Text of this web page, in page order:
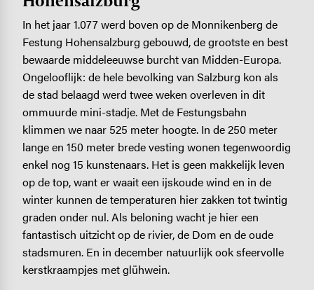
In het jaar 1.077 werd boven op de Monnikenberg de
Festung Hohensalzburg gebouwd, de grootste en best
bewaarde middeleeuwse burcht van Midden-Europa.
Ongelooflijk: de hele bevolking van Salzburg kon als
de stad belaagd werd twee weken overleven in dit
ommuurde mini-stadje. Met de Festungsbahn
klimmen we naar 525 meter hoogte. In de 250 meter
lange en 150 meter brede vesting wonen tegenwoordig
enkel nog 15 kunstenaars. Het is geen makkelijk leven
op de top, want er waait een ijskoude wind en in de
winter kunnen de temperaturen hier zakken tot twintig
graden onder nul. Als beloning wacht je hier een
fantastisch uitzicht op de rivier, de Dom en de oude
stadsmuren. En in december natuurlijk ook sfeervolle
kerstkraampjes met glühwein.